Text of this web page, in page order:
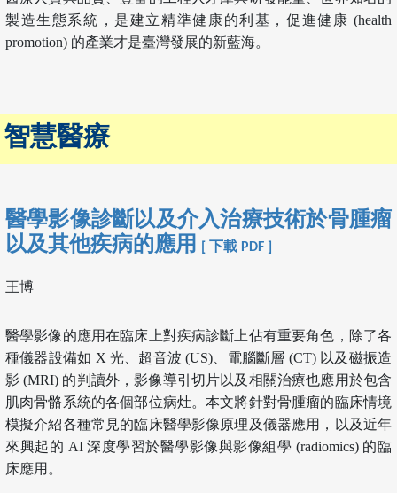
製造生態系統，是建立精準健康的利基，促進健康 (health
promotion) 的產業才是臺灣發展的新藍海。
智慧醫療
醫學影像診斷以及介入治療技術於骨腫瘤
以及其他疾病的應用
[ 下載 PDF ]
王博
醫學影像的應用在臨床上對疾病診斷上佔有重要角色，除了各
種儀器設備如 X 光、超音波 (US)、電腦斷層 (CT) 以及磁振造
影 (MRI) 的判讀外，影像導引切片以及相關治療也應用於包含
肌肉骨骼系統的各個部位病灶。本文將針對骨腫瘤的臨床情境
模擬介紹各種常見的臨床醫學影像原理及儀器應用，以及近年
來興起的 AI 深度學習於醫學影像與影像組學 (radiomics) 的臨
床應用。